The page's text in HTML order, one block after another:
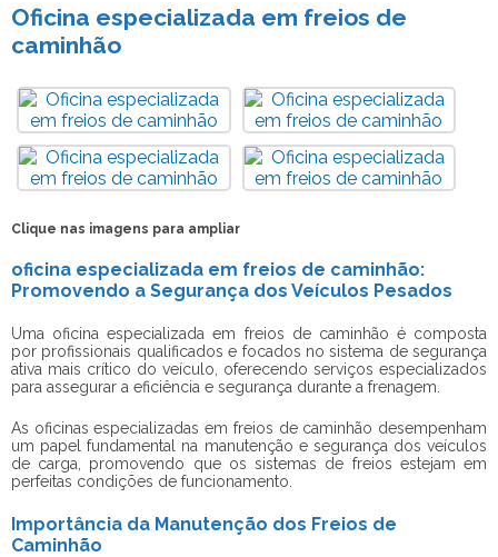
Oficina especializada em freios de
caminhão
Clique nas imagens para ampliar
oficina especializada em freios de caminhão:
Promovendo a Segurança dos Veículos Pesados
Uma oficina especializada em freios de caminhão é composta
por profissionais qualificados e focados no sistema de segurança
ativa mais crítico do veículo, oferecendo serviços especializados
para assegurar a eficiência e segurança durante a frenagem.
As oficinas especializadas em freios de caminhão desempenham
um papel fundamental na manutenção e segurança dos veículos
de carga, promovendo que os sistemas de freios estejam em
perfeitas condições de funcionamento.
Importância da Manutenção dos Freios de
Caminhão